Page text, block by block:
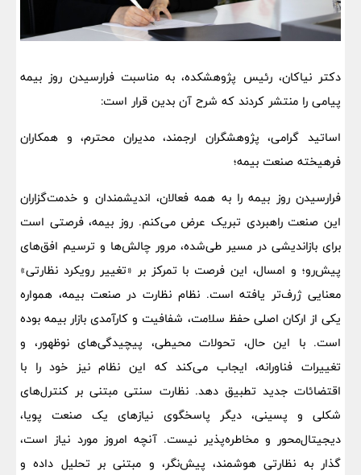
دکتر نیاکان، رئیس پژوهشکده، به مناسبت فرارسیدن روز بیمه
پیامی را منتشر کردند که شرح آن بدین قرار است:
اساتید گرامی، پژوهشگران ارجمند، مدیران محترم، و همکاران
فرهیخته صنعت بیمه؛
فرارسیدن روز بیمه را به همه فعالان، اندیشمندان و خدمت‌گزاران
این صنعت راهبردی تبریک عرض می‌کنم. روز بیمه، فرصتی است
برای بازاندیشی در مسیر طی‌شده، مرور چالش‌ها و ترسیم افق‌های
پیش‌رو؛ و امسال، این فرصت با تمرکز بر «تغییر رویکرد نظارتی»
معنایی ژرف‌تر یافته است. نظام نظارت در صنعت بیمه، همواره
یکی از ارکان اصلی حفظ سلامت، شفافیت و کارآمدی بازار بیمه بوده
است. با این حال، تحولات محیطی، پیچیدگی‌های نوظهور، و
تغییرات فناورانه، ایجاب می‌کند که این نظام نیز خود را با
اقتضائات جدید تطبیق دهد. نظارت سنتی مبتنی بر کنترل‌های
شکلی و پسینی، دیگر پاسخگوی نیازهای یک صنعت پویا،
دیجیتال‌محور و مخاطره‌پذیر نیست. آنچه امروز مورد نیاز است،
گذار به نظارتی هوشمند، پیش‌نگر، و مبتنی بر تحلیل داده و